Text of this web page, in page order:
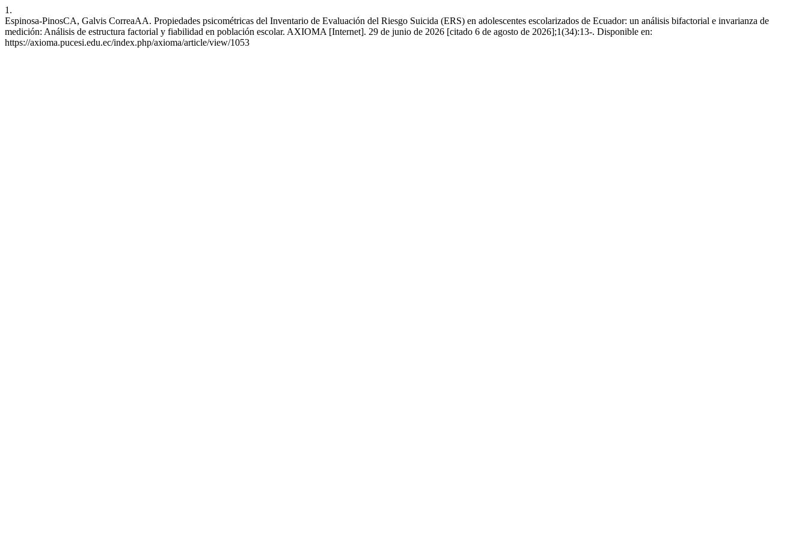
1.
Espinosa-PinosCA, Galvis CorreaAA. Propiedades psicométricas del Inventario de Evaluación del Riesgo Suicida (ERS) en adolescentes escolarizados de Ecuador: un análisis bifactorial e invarianza de
medición: Análisis de estructura factorial y fiabilidad en población escolar. AXIOMA [Internet]. 29 de junio de 2026 [citado 6 de agosto de 2026];1(34):13-. Disponible en:
https://axioma.pucesi.edu.ec/index.php/axioma/article/view/1053